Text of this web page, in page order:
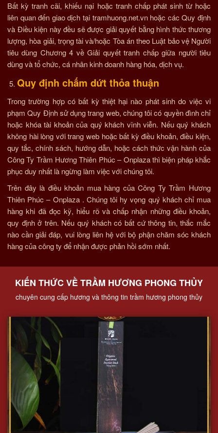
Bất kỳ tranh cãi, khiếu nại hoặc tranh chấp phát sinh từ hoặc
liên quan đến giao dịch tại tramhuong.net.vn hoặc các Quy định
và Điều kiện này đều sẽ được giải quyết bằng hình thức thương
lượng, hòa giải, trọng tài và/hoặc Tòa án theo Luật bảo vệ Người
tiêu dùng Chương 4 về Giải quyết tranh chấp giữa người tiêu
dùng và tổ chức, cá nhân kinh doanh hàng hóa, dịch vụ.
Quy định chấm dứt thỏa thuận
Trong trường hợp có bất kỳ thiệt hại nào phát sinh do việc vi
phạm Quy Định sử dụng trang web, chúng tôi có quyền đình chỉ
hoặc khóa tài khoản của quý khách vĩnh viễn. Nếu quý khách
không hài lòng với trang web hoặc bất kỳ điều khoản, điều kiện,
quy tắc, chính sách, hướng dẫn, hoặc cách thức vận hành của
Công Ty Trầm Hương Thiên Phúc – Onplaza thì biện pháp khắc
phục duy nhất là ngừng làm việc với chúng tôi.
Trên đây là điều khoản mua hàng của Công Ty Trầm Hương
Thiên Phúc – Onplaza . Chúng tôi hy vọng quý khách chỉ mua
hàng khi đã đọc kỹ, hiểu rõ và chấp nhận những điều khoản,
quy định ở trên. Nếu quý khách có bất cứ thông tin, thắc mắc
nào cần giải đáp, vui lòng liên hệ với bộ phận chăm sóc khách
hàng của công ty để nhận được phản hồi sớm nhất.
KIẾN THỨC VỀ TRẦM HƯƠNG PHONG THỦY
chuyên cung cấp hương và thông tin trầm hương phong thủy